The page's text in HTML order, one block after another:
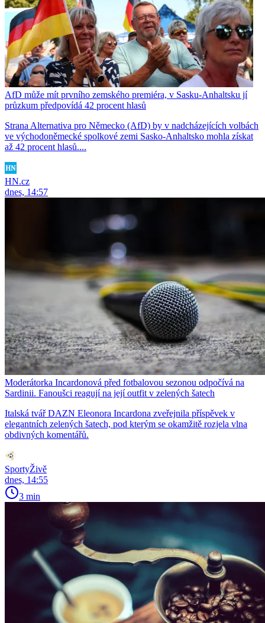
AfD může mít prvního zemského premiéra, v Sasku-Anhaltsku jí
průzkum předpovídá 42 procent hlasů
Strana Alternativa pro Německo (AfD) by v nadcházejících volbách
ve východoněmecké spolkové zemi Sasko-Anhaltsko mohla získat
až 42 procent hlasů....
HN.cz
dnes, 14:57
Moderátorka Incardonová před fotbalovou sezonou odpočívá na
Sardinii. Fanoušci reagují na její outfit v zelených šatech
Italská tvář DAZN Eleonora Incardona zveřejnila příspěvek v
elegantních zelených šatech, pod kterým se okamžitě rozjela vlna
obdivných komentářů.
SportyŽivě
dnes, 14:55
3 min